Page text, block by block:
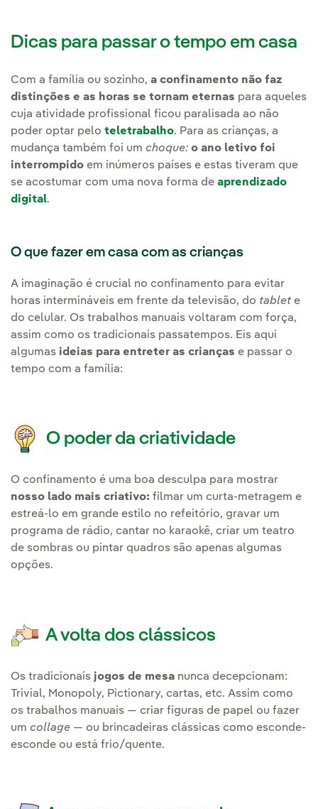
Dicas para passar o tempo em casa
Com a família ou sozinho, a confinamento não faz
distinções e as horas se tornam eternas para aqueles
cuja atividade profissional ficou paralisada ao não
poder optar pelo teletrabalho. Para as crianças, a
mudança também foi um choque: o ano letivo foi
interrompido em inúmeros países e estas tiveram que
se acostumar com uma nova forma de aprendizado
digital.
O que fazer em casa com as crianças
A imaginação é crucial no confinamento para evitar
horas intermináveis em frente da televisão, do tablet e
do celular. Os trabalhos manuais voltaram com força,
assim como os tradicionais passatempos. Eis aqui
algumas ideias para entreter as crianças e passar o
tempo com a família:
O poder da criatividade
O confinamento é uma boa desculpa para mostrar
nosso lado mais criativo: filmar um curta-metragem e
estreá-lo em grande estilo no refeitório, gravar um
programa de rádio, cantar no karaokê, criar um teatro
de sombras ou pintar quadros são apenas algumas
opções.
A volta dos clássicos
Os tradicionais jogos de mesa nunca decepcionam:
Trivial, Monopoly, Pictionary, cartas, etc. Assim como
os trabalhos manuais — criar figuras de papel ou fazer
um collage — ou brincadeiras clássicas como esconde-
esconde ou está frio/quente.